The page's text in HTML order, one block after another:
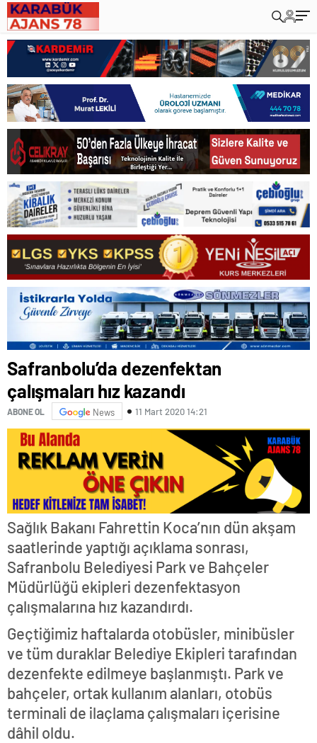
Safranbolu’da dezenfektan
çalışmaları hız kazandı
ABONE OL News 11 Mart 2020 14:21
Sağlık Bakanı Fahrettin Koca’nın dün akşam
saatlerinde yaptığı açıklama sonrası,
Safranbolu Belediyesi Park ve Bahçeler
Müdürlüğü ekipleri dezenfektasyon
çalışmalarına hız kazandırdı.
Geçtiğimiz haftalarda otobüsler, minibüsler
ve tüm duraklar Belediye Ekipleri tarafından
dezenfekte edilmeye başlanmıştı. Park ve
bahçeler, ortak kullanım alanları, otobüs
terminali de ilaçlama çalışmaları içerisine
dâhil oldu.